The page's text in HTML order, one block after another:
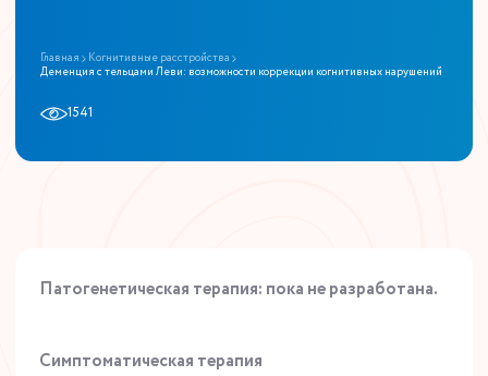
Главная
Когнитивные расстройства
Деменция с тельцами Леви: возможности коррекции когнитивных нарушений
1541
Патогенетическая терапия: пока не разработана.
Симптоматическая терапия